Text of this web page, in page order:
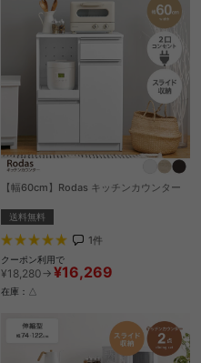
【幅60cm】Rodas キッチンカウンター
送料無料
1件
クーポン利用で
¥18,280→ ¥16,269
在庫：△